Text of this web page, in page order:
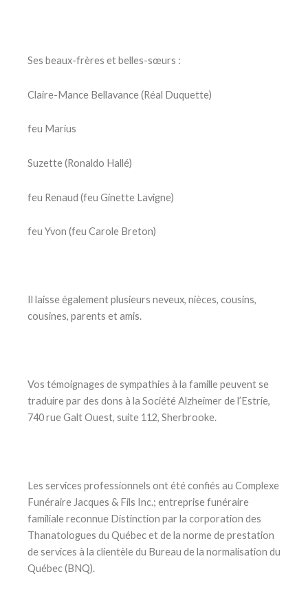
Ses beaux-frères et belles-sœurs :
Claire-Mance Bellavance (Réal Duquette)
feu Marius
Suzette (Ronaldo Hallé)
feu Renaud (feu Ginette Lavigne)
feu Yvon (feu Carole Breton)
Il laisse également plusieurs neveux, nièces, cousins,
cousines, parents et amis.
Vos témoignages de sympathies à la famille peuvent se
traduire par des dons à la Société Alzheimer de l’Estrie,
740 rue Galt Ouest, suite 112, Sherbrooke.
Les services professionnels ont été confiés au Complexe
Funéraire Jacques & Fils Inc.; entreprise funéraire
familiale reconnue Distinction par la corporation des
Thanatologues du Québec et de la norme de prestation
de services à la clientèle du Bureau de la normalisation du
Québec (BNQ).